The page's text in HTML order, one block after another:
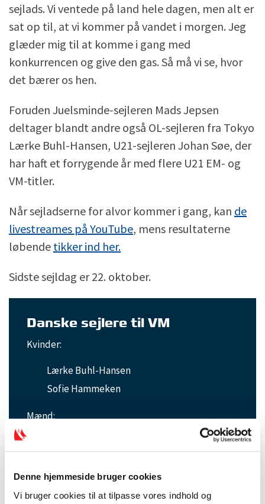
Denne hjemmeside bruger cookies
Vi bruger cookies til at tilpasse vores indhold og
sejlads. Vi ventede på land hele dagen, men alt er
sat op til, at vi kommer på vandet i morgen. Jeg
glæder mig til at komme i gang med
konkurrencen og give den gas. Så må vi se, hvor
det bærer os hen.
Foruden Juelsminde-sejleren Mads Jepsen
deltager blandt andre også OL-sejleren fra Tokyo
Lærke Buhl-Hansen, U21-sejleren Johan Søe, der
har haft et forrygende år med flere U21 EM- og
VM-titler.
Når sejladserne for alvor kommer i gang, kan de
livestreames på YouTube, mens resultaterne
løbende tikker ind her.
Sidste sejldag er 22. oktober.
Danske sejlere til VM
Kvinder:
Lærke Buhl-Hansen
Sofie Hammeken
Mænd:
Niklas Lillelund
Kasper Storvang